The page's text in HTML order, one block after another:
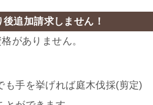
後追加請求しません！
がありません。
も手を挙げれば庭木伐採(剪定)